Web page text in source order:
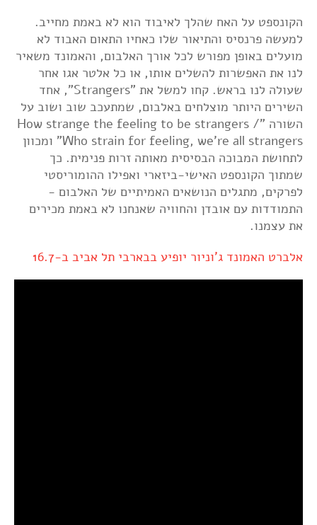
הקונספט על האח שהלך לאיבוד הוא לא באמת מחייב.
למעשה פרנסיס והתיאור שלו כאחיו התאום האבוד לא
מועלים באופן מפורש לכל אורך האלבום, והאמונד משאיר
לנו את האפשרות להשלים אותו, או כל אלטר אגו אחר
שעולה לנו בראש. קחו למשל את "Strangers", אחד
השירים היותר מוצלחים באלבום, שמתעכב שוב ושוב על
השורה "How strange the feeling to be strangers /
Who strain for feeling, we're all strangers" ומכוון
לתחושת המבוכה הבסיסית מאותה זרות פנימית. כך
שמתוך הקונספט האישי-ביזארי ואפילו ההומוריסטי
לפרקים, מתגלים הנושאים האמיתיים של האלבום -
התמודדות עם אובדן והחוויה שאנחנו לא באמת מכירים
את עצמנו.
אלברט האמונד ג'וניור יופיע בבארבי תל אביב ב-16.7